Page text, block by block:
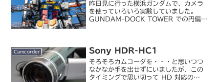
昨日見に行った横浜ガンダムで、カメラ
を使っていろいろ実験していました。
GUNDAM-DOCK TOWER での円偏光
しておきたかったの...
Camcorder Sony HDR-HC1
そろそろカムコーダを・・・と思いつつ
なかなか手を出せずにいましたが、この
タイミングで思い切って HD 対応の